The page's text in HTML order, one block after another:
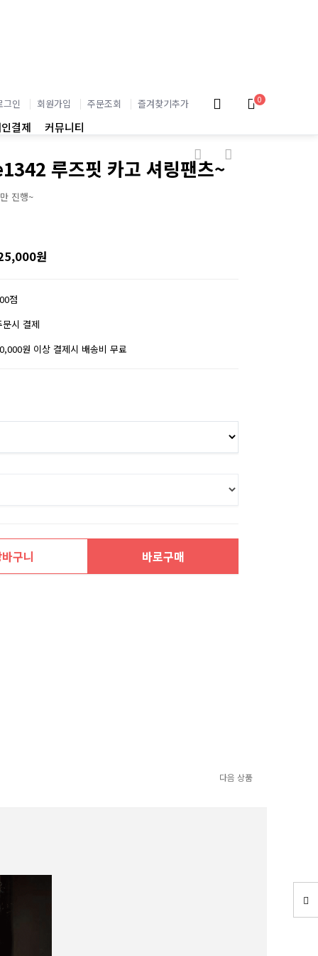
그인 회원가입 주문조회 즐겨찾기추가
결제 커뮤니티
0
루즈핏 카고 셔링팬츠~
진행~
원
점
문시 결제
원 이상 결제시 배송비 무료
구니 바로구매
다음 상품